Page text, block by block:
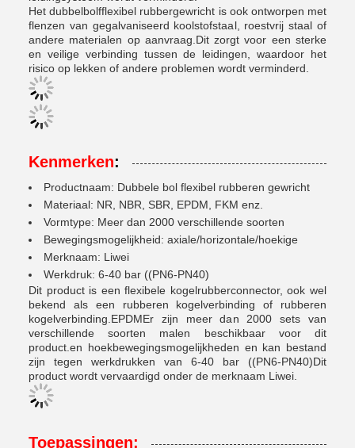
Het dubbelbolfflexibel rubbergewricht is ook ontworpen met
flenzen van gegalvaniseerd koolstofstaal, roestvrij staal of
andere materialen op aanvraag.Dit zorgt voor een sterke
en veilige verbinding tussen de leidingen, waardoor het
risico op lekken of andere problemen wordt verminderd.
Kenmerken:
Productnaam: Dubbele bol flexibel rubberen gewricht
Materiaal: NR, NBR, SBR, EPDM, FKM enz.
Vormtype: Meer dan 2000 verschillende soorten
Bewegingsmogelijkheid: axiale/horizontale/hoekige
Merknaam: Liwei
Werkdruk: 6-40 bar ((PN6-PN40)
Dit product is een flexibele kogelrubberconnector, ook wel
bekend als een rubberen kogelverbinding of rubberen
kogelverbinding.EPDMEr zijn meer dan 2000 sets van
verschillende soorten malen beschikbaar voor dit
product.en hoekbewegingsmogelijkheden en kan bestand
zijn tegen werkdrukken van 6-40 bar ((PN6-PN40)Dit
product wordt vervaardigd onder de merknaam Liwei.
Toepassingen: